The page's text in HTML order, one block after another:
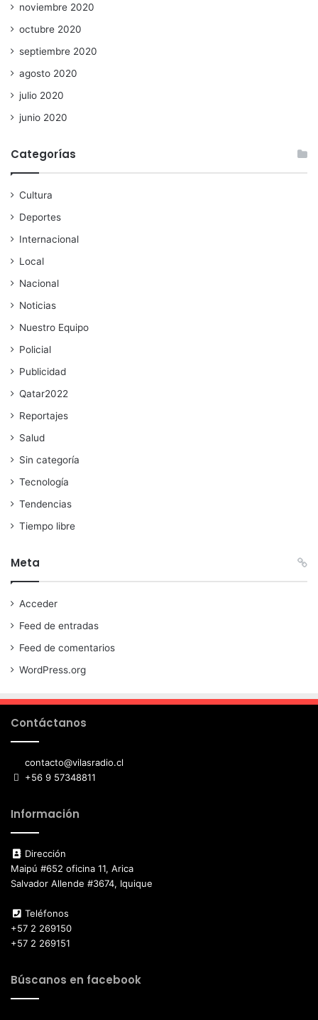
noviembre 2020
octubre 2020
septiembre 2020
agosto 2020
julio 2020
junio 2020
Categorías
Cultura
Deportes
Internacional
Local
Nacional
Noticias
Nuestro Equipo
Policial
Publicidad
Qatar2022
Reportajes
Salud
Sin categoría
Tecnología
Tendencias
Tiempo libre
Meta
Acceder
Feed de entradas
Feed de comentarios
WordPress.org
Contáctanos
contacto@vilasradio.cl
+56 9 57348811
Información
Dirección
Maipú #652 oficina 11, Arica
Salvador Allende #3674, Iquique
Teléfonos
+57 2 269150
+57 2 269151
Búscanos en facebook